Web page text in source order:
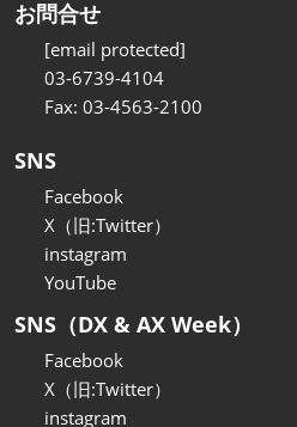
お問合せ
[email protected]
03-6739-4104
Fax: 03-4563-2100
SNS
Facebook
X（旧:Twitter）
instagram
YouTube
SNS（DX & AX Week）
Facebook
X（旧:Twitter）
instagram